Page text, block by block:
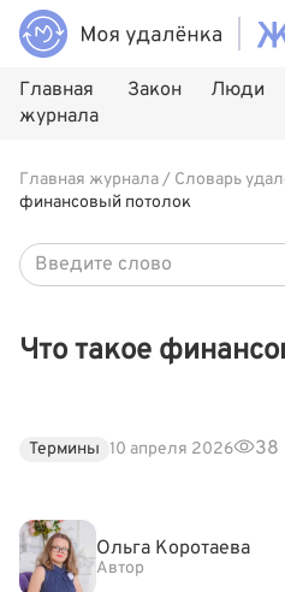
Главная
журнала
Закон Люди
Главная журнала/ Словарь
финансовый потолок
Что такое
Термины 10 апреля 2026 38
Ольга Коротаева
Автор